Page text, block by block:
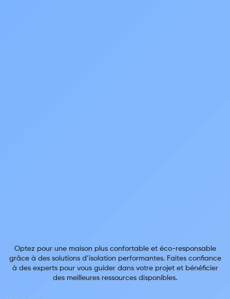
Optez pour une maison plus confortable et éco-responsable
grâce à des solutions d’isolation performantes. Faites confiance
à des experts pour vous guider dans votre projet et bénéficier
des meilleures ressources disponibles.